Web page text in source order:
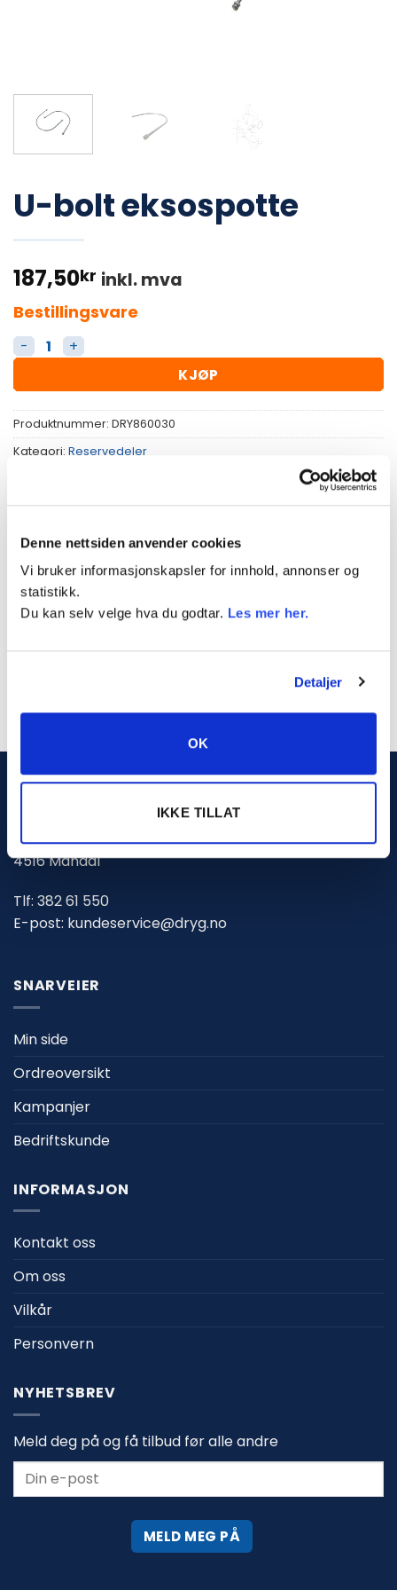
Denne nettsiden anvender cookies
Vi bruker informasjonskapsler for innhold, annonser og
statistikk.
Du kan selv velge hva du godtar. Les mer her.
Detaljer
OK
IKKE TILLAT
U-bolt eksospotte
187,50kr inkl. mva
Bestillingsvare
U-bolt eksospotte antall
KJØP
Produktnummer: DRY860030
Kategori: Reservedeler
TILLEGGSINFORMASJON
PASSER TIL
VEKT 1 kg
DRYG.NO (PN PROSJEKT AS)
Marnarveien 123
4516 Mandal
Tlf: 382 61 550
E-post: kundeservice@dryg.no
SNARVEIER
Min side
Ordreoversikt
Kampanjer
Bedriftskunde
INFORMASJON
Kontakt oss
Om oss
Vilkår
Personvern
NYHETSBREV
Meld deg på og få tilbud før alle andre
MELD MEG PÅ